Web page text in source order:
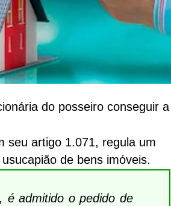
do posseiro conseguir a
seu artigo 1.071, regula um
de bens imóveis.
é admitido o pedido de